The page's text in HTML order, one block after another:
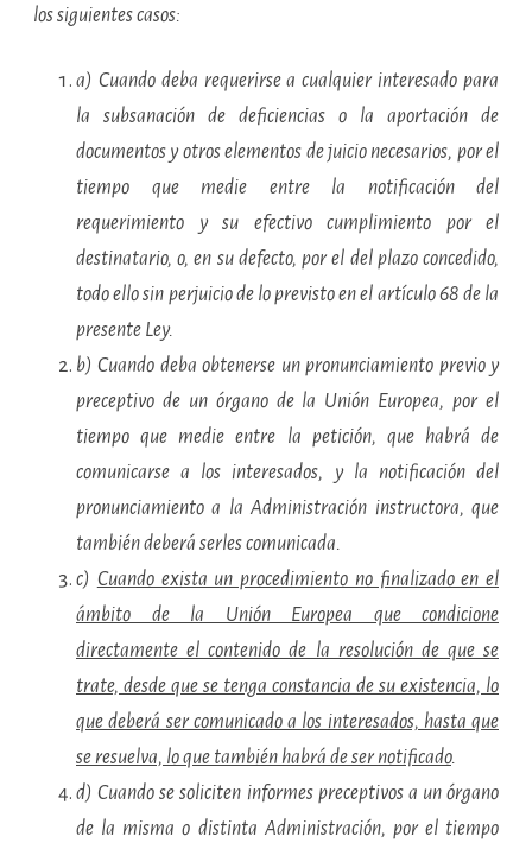
los siguientes casos:
a) Cuando deba requerirse a cualquier interesado para
la subsanación de deficiencias o la aportación de
documentos y otros elementos de juicio necesarios, por el
tiempo que medie entre la notificación del
requerimiento y su efectivo cumplimiento por el
destinatario, o, en su defecto, por el del plazo concedido,
todo ello sin perjuicio de lo previsto en el artículo 68 de la
presente Ley.
b) Cuando deba obtenerse un pronunciamiento previo y
preceptivo de un órgano de la Unión Europea, por el
tiempo que medie entre la petición, que habrá de
comunicarse a los interesados, y la notificación del
pronunciamiento a la Administración instructora, que
también deberá serles comunicada.
c) Cuando exista un procedimiento no finalizado en el
ámbito de la Unión Europea que condicione
directamente el contenido de la resolución de que se
trate, desde que se tenga constancia de su existencia, lo
que deberá ser comunicado a los interesados, hasta que
se resuelva, lo que también habrá de ser notificado.
d) Cuando se soliciten informes preceptivos a un órgano
de la misma o distinta Administración, por el tiempo